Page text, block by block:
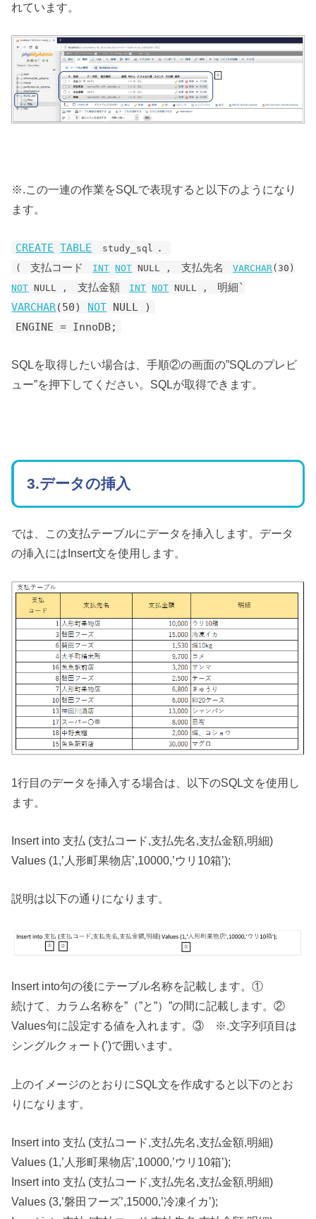
れています。
※.この一連の作業をSQLで表現すると以下のようになり
ます。
CREATE TABLE study_sql .
( 支払コード INT NOT NULL , 支払先名 VARCHAR( 30 )
NOT NULL , 支払金額 INT NOT NULL ,
明細`
VARCHAR(50) NOT NULL
)
ENGINE = InnoDB;
SQLを取得したい場合は、手順②の画面の”SQLのプレビ
ュー”を押下してください。SQLが取得できます。
3.データの挿入
では、この支払テーブルにデータを挿入します。データ
の挿入にはInsert文を使用します。
1行目のデータを挿入する場合は、以下のSQL文を使用し
ます。
Insert into 支払 (支払コード,支払先名,支払金額,明細)
Values (1,’人形町果物店’,10000,’ウリ10箱’);
説明は以下の通りになります。
Insert into句の後にテーブル名称を記載します。①
続けて、カラム名称を”（”と”）”の間に記載します。②
Values句に設定する値を入れます。③ ※.文字列項目は
シングルクォート(’)で囲います。
上のイメージのとおりにSQL文を作成すると以下のとお
りになります。
Insert into 支払 (支払コード,支払先名,支払金額,明細)
Values (1,’人形町果物店’,10000,’ウリ10箱’);
Insert into 支払 (支払コード,支払先名,支払金額,明細)
Values (3,’磐田フーズ’,15000,’冷凍イカ’);